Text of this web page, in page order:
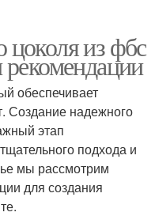
цоколя из фбс
обеспечивает
Создание надежного
этап
подхода и
мы рассмотрим
для создания